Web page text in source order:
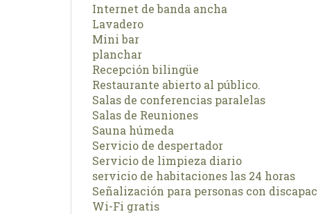
Internet de banda ancha
Lavadero
Mini bar
planchar
Recepción bilingüe
Restaurante abierto al público.
Salas de conferencias paralelas
Salas de Reuniones
Sauna húmeda
Servicio de despertador
Servicio de limpieza diario
servicio de habitaciones las 24 horas
Señalización para personas con
Wi-Fi gratis